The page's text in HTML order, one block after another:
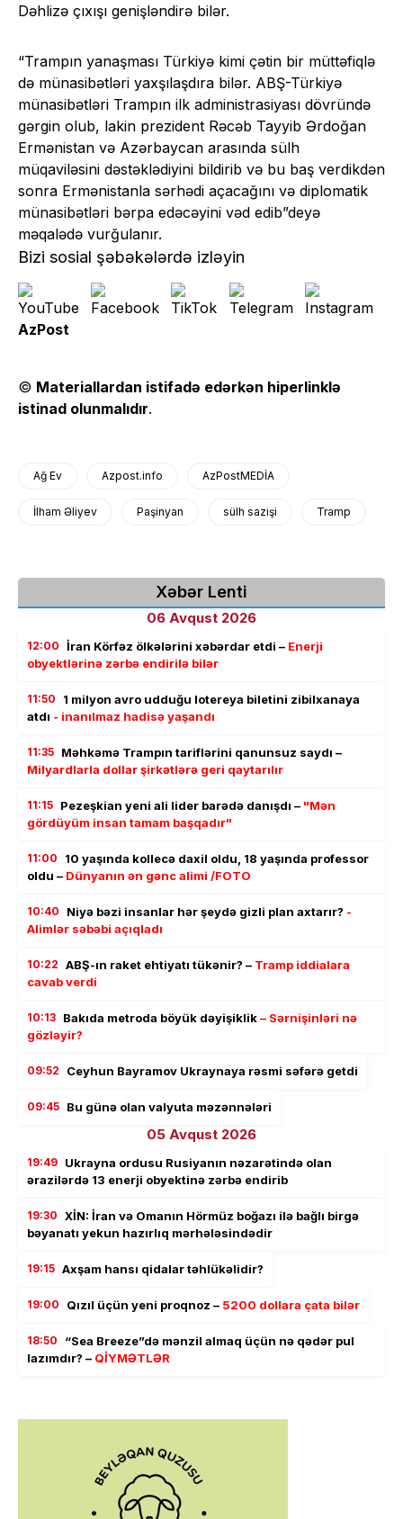
Dəhlizə çıxışı genişləndirə bilər.
“Trampın yanaşması Türkiyə kimi çətin bir müttəfiqlə
də münasibətləri yaxşılaşdıra bilər. ABŞ-Türkiyə
münasibətləri Trampın ilk administrasiyası dövründə
gərgin olub, lakin prezident Rəcəb Tayyib Ərdoğan
Ermənistan və Azərbaycan arasında sülh
müqaviləsini dəstəklədiyini bildirib və bu baş verdikdən
sonra Ermənistanla sərhədi açacağını və diplomatik
münasibətləri bərpa edəcəyini vəd edib”deyə
məqalədə vurğulanır.
Bizi sosial şəbəkələrdə izləyin
AzPost
© Materiallardan istifadə edərkən hiperlinklə
istinad olunmalıdır.
Ağ Ev Azpost.info AzPostMEDİA
İlham Əliyev Paşinyan sülh sazişi Tramp
Xəbər Lenti
06 Avqust 2026
12:00 İran Körfəz ölkələrini xəbərdar etdi – Enerji
obyektlərinə zərbə endirilə bilər
11:50
1 milyon avro udduğu lotereya biletini zibilxanaya
atdı - inanılmaz hadisə yaşandı
11:35 Məhkəmə Trampın tariflərini qanunsuz saydı –
Milyardlarla dollar şirkətlərə geri qaytarılır
11:15 Pezeşkian yeni ali lider barədə danışdı – "Mən
gördüyüm insan tamam başqadır"
11:00
10 yaşında kollecə daxil oldu, 18 yaşında professor
oldu – Dünyanın ən gənc alimi /FOTO
10:40 Niyə bəzi insanlar hər şeydə gizli plan axtarır? -
Alimlər səbəbi açıqladı
10:22 ABŞ-ın raket ehtiyatı tükənir? – Tramp iddialara
cavab verdi
10:13 Bakıda metroda böyük dəyişiklik– Sərnişinləri nə
gözləyir?
09:52 Ceyhun Bayramov Ukraynaya rəsmi səfərə getdi
09:45 Bu günə olan valyuta məzənnələri
05 Avqust 2026
19:49 Ukrayna ordusu Rusiyanın nəzarətində olan
ərazilərdə 13 enerji obyektinə zərbə endirib
19:30 XİN: İran və Omanın Hörmüz boğazı ilə bağlı birgə
bəyanatı yekun hazırlıq mərhələsindədir
19:15 Axşam hansı qidalar təhlükəlidir?
19:00 Qızıl üçün yeni proqnoz – 5200 dollara çata bilər
18:50
“Sea Breeze”də mənzil almaq üçün nə qədər pul
lazımdır? – QİYMƏTLƏR